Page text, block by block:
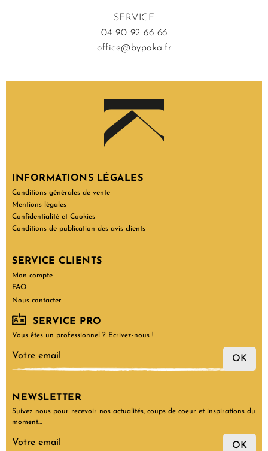
SERVICE
04 90 92 66 66
office@bypaka.fr
INFORMATIONS LÉGALES
Conditions générales de vente
Mentions légales
Confidentialité et Cookies
Conditions de publication des avis clients
SERVICE CLIENTS
Mon compte
FAQ
Nous contacter
SERVICE PRO
Vous êtes un professionnel ? Ecrivez-nous !
OK
NEWSLETTER
Suivez nous pour recevoir nos actualités, coups de coeur et inspirations du
moment…
OK